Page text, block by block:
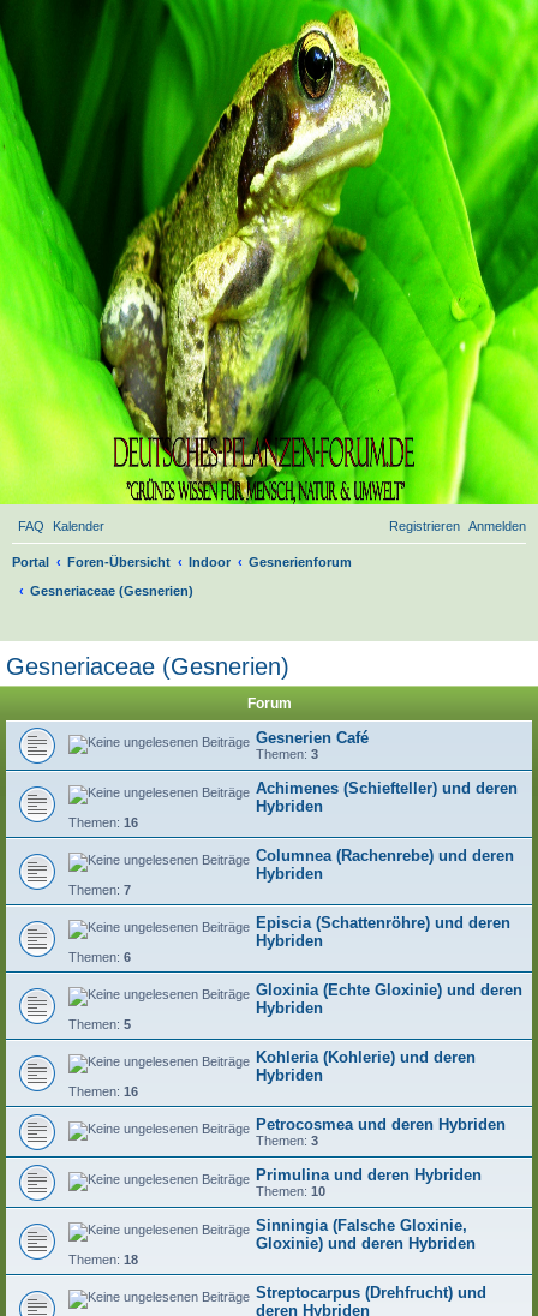
FAQ Kalender Anmelden
Registrieren
Portal Foren-Übersicht Indoor
Gesnerienforum
Gesneriaceae (Gesnerien)
Gesneriaceae (Gesnerien)
Forum
Gesnerien Café
Themen: 3
Achimenes (Schiefteller) und deren
Hybriden
Themen: 16
Columnea (Rachenrebe) und deren
Hybriden
Themen: 7
Episcia (Schattenröhre) und deren
Hybriden
Themen: 6
Gloxinia (Echte Gloxinie) und deren
Hybriden
Themen: 5
Kohleria (Kohlerie) und deren
Hybriden
Themen: 16
Petrocosmea und deren Hybriden
Themen: 3
Primulina und deren Hybriden
Themen: 10
Sinningia (Falsche Gloxinie,
Gloxinie) und deren Hybriden
Themen: 18
Streptocarpus (Drehfrucht) und
deren Hybriden